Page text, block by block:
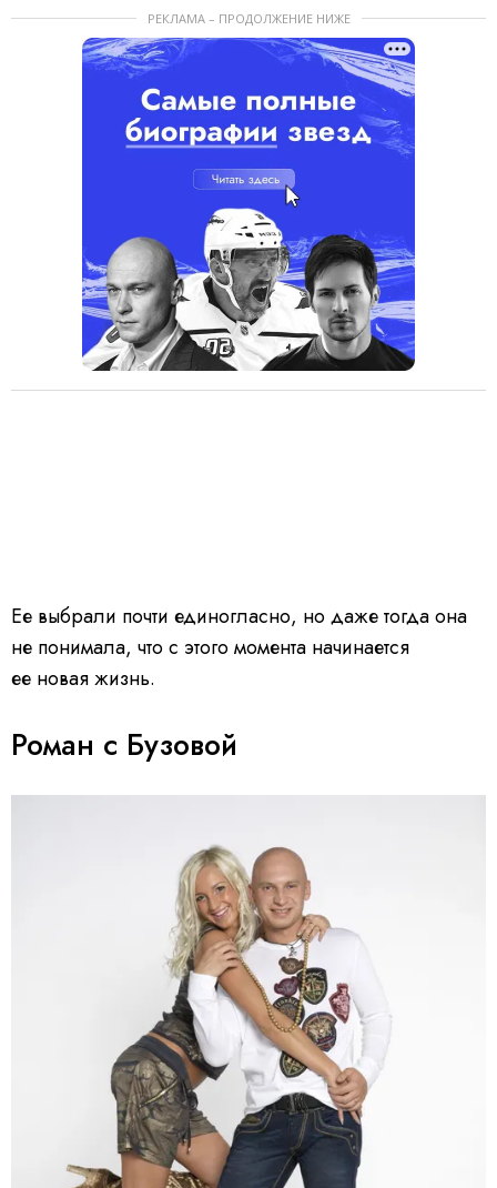
РЕКЛАМА – ПРОДОЛЖЕНИЕ НИЖЕ
Ее выбрали почти единогласно, но даже тогда она
не понимала, что с этого момента начинается
ее новая жизнь.
Роман с Бузовой